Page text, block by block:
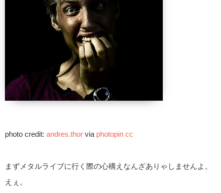
photo credit: andres.thor via photopin cc
まずメタルライブに行く際の心構えなんざありゃしませんよ。
えぇ。